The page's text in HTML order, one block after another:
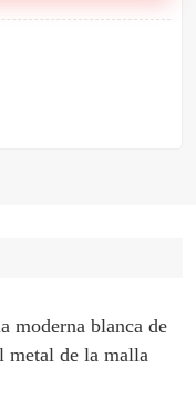
moderna blanca de
metal de la malla